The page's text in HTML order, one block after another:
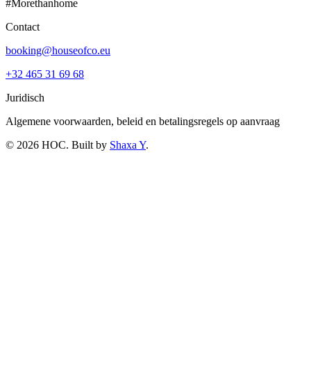
#Morethanhome
Contact
booking@houseofco.eu
+32 465 31 69 68
Juridisch
Algemene voorwaarden, beleid en betalingsregels op aanvraag
© 2026 HOC. Built by Shaxa Y.